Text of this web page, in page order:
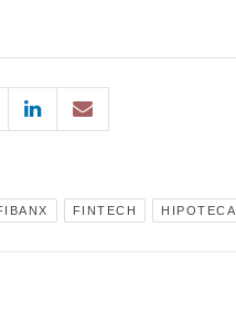
FINTECH HIPOTECA